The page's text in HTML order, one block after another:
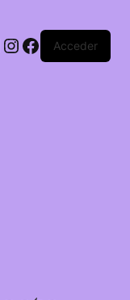
Instagram
Facebook
Acceder